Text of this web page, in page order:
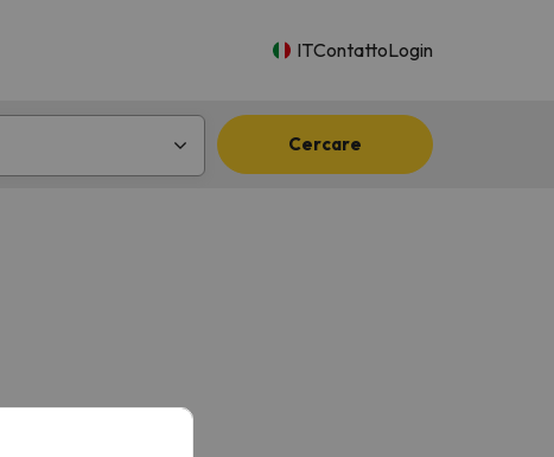
ITContattoLogin
Cercare